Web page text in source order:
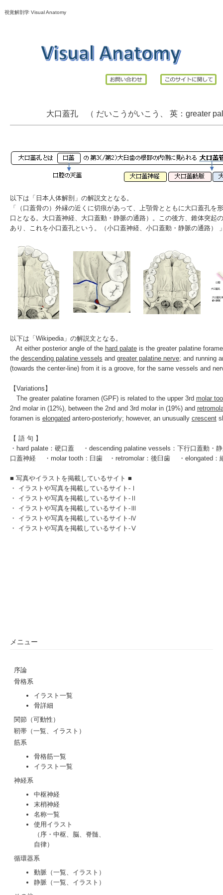
視覚解剖学 Visual Anatomy
大口蓋孔 （ だいこうがいこう、 英：greater
以下は「日本人体解剖」の解説文となる。
「（口蓋骨の）外縁の近くに切痕があって、上顎骨とともに大口蓋孔を
口となる。大口蓋神経、大口蓋動・静脈の通路）。この後方、錐体突起
あり、これを小口蓋孔という。（小口蓋神経、小口蓋動・静脈の通路）
以下は「 Wikipedia」の解説文となる。
At either posterior angle of the hard palateis the greater palatine
the descending palatine vessels and greater palatine nerve; and running
(towards the center-line) from it is a groove, for the same vessels and
【Variations】
The greater palatine foramen (GPF) is related to the upper 3rd molar
2nd molar in (12%), between the 2nd and 3rd molar in (19%) and
foramen is elongated antero-posteriorly; however, an unusually crescent
【 語 句 】
・hard palate：硬口蓋 ・descending palatine vessels：下行口蓋動・
口蓋神経 ・molar tooth：臼歯 ・retromolar：後臼歯 ・elongated
■ 写真やイラストを掲載しているサイト ■
・ イラストや写真を掲載しているサイト-Ⅰ
・ イラストや写真を掲載しているサイト-Ⅱ
・ イラストや写真を掲載しているサイト-Ⅲ
・ イラストや写真を掲載しているサイト-Ⅳ
・ イラストや写真を掲載しているサイト-Ⅴ
メニュー